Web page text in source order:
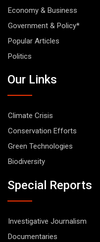
Economy & Business
Government & Policy*
Popular Articles
Politics
Our Links
Climate Crisis
Conservation Efforts
Green Technologies
Biodiversity
Special Reports
Investigative Journalism
Documentaries